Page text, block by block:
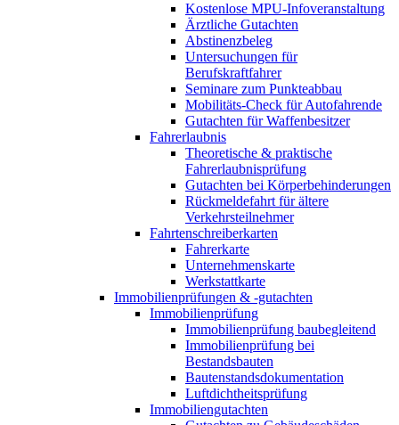
Kostenlose MPU-Infoveranstaltung
Ärztliche Gutachten
Abstinenzbeleg
Untersuchungen für
Berufskraftfahrer
Seminare zum Punkteabbau
Mobilitäts-Check für Autofahrende
Gutachten für Waffenbesitzer
Fahrerlaubnis
Theoretische & praktische
Fahrerlaubnisprüfung
Gutachten bei Körperbehinderungen
Rückmeldefahrt für ältere
Verkehrsteilnehmer
Fahrtenschreiberkarten
Fahrerkarte
Unternehmenskarte
Werkstattkarte
Immobilienprüfungen & -gutachten
Immobilienprüfung
Immobilienprüfung baubegleitend
Immobilienprüfung bei
Bestandsbauten
Bautenstandsdokumentation
Luftdichtheitsprüfung
Immobiliengutachten